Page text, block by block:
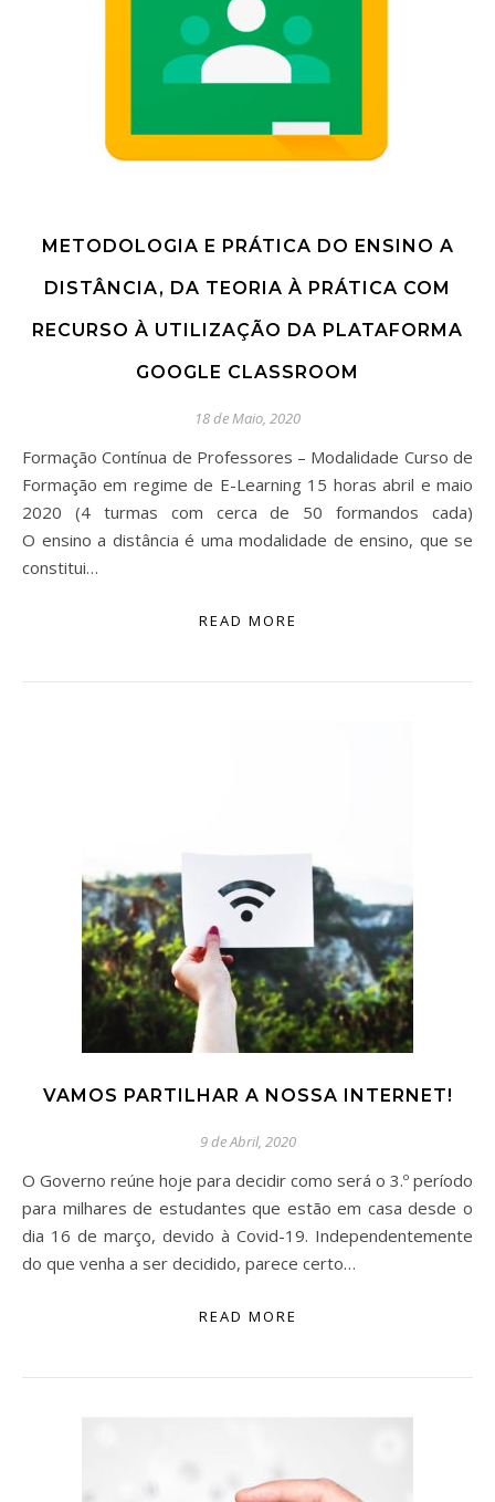
METODOLOGIA E PRÁTICA DO ENSINO A
DISTÂNCIA, DA TEORIA À PRÁTICA COM
RECURSO À UTILIZAÇÃO DA PLATAFORMA
GOOGLE CLASSROOM
18 de Maio, 2020
Formação Contínua de Professores – Modalidade Curso de
Formação em regime de E-Learning 15 horas abril e maio
2020 (4 turmas com cerca de 50 formandos cada)
O ensino a distância é uma modalidade de ensino, que se
constitui…
READ MORE
VAMOS PARTILHAR A NOSSA INTERNET!
9 de Abril, 2020
O Governo reúne hoje para decidir como será o 3.º período
para milhares de estudantes que estão em casa desde o
dia 16 de março, devido à Covid-19. Independentemente
do que venha a ser decidido, parece certo…
READ MORE